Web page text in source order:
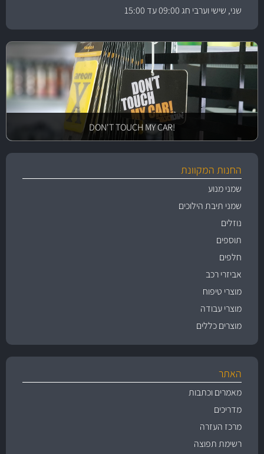
שני, שישי וערבי חג 09:00 עד 15:00
!DON'T TOUCH MY CAR
החנות המקוונת
שמני מנוע
שמני תיבת הילוכים
נוזלים
תוספים
חלפים
אביזרי רכב
מוצרי טיפוח
מוצרי עבודה
מוצרים כללים
האתר
מאמרים וכתבות
מדריכים
מרכז העזרה
רשימת תפוצה